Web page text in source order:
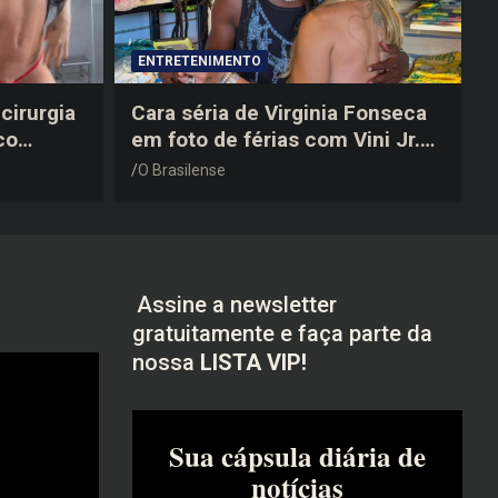
a
ENTRETENIMENTO
Cara séria de Virginia Fonseca
em foto de férias com Vini Jr.
vira piada na web: “Não
O Brasilense
Assine a newsletter
gratuitamente e faça parte da
nossa LISTA VIP!
Sua cápsula diária de
notícias